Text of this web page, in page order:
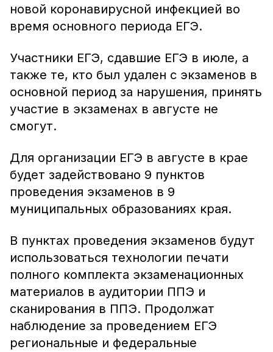
новой коронавирусной инфекцией во
время основного периода ЕГЭ.
Участники ЕГЭ, сдавшие ЕГЭ в июле, а
также те, кто был удален с экзаменов в
основной период за нарушения, принять
участие в экзаменах в августе не
смогут.
Для организации ЕГЭ в августе в крае
будет задействовано 9 пунктов
проведения экзаменов в 9
муниципальных образованиях края.
В пунктах проведения экзаменов будут
использоваться технологии печати
полного комплекта экзаменационных
материалов в аудитории ППЭ и
сканирования в ППЭ. Продолжат
наблюдение за проведением ЕГЭ
региональные и федеральные